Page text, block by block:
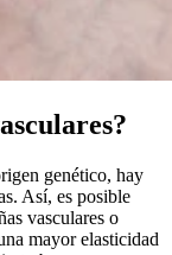
genético, hay
Así, es posible
vasculares o
mayor elasticidad